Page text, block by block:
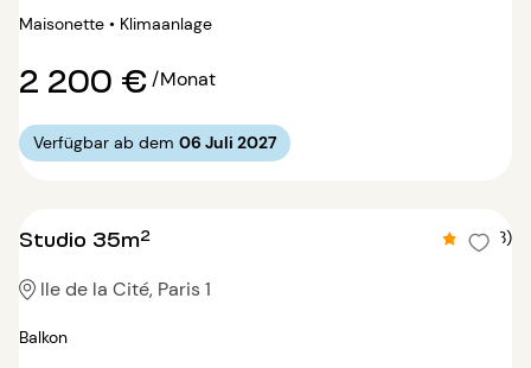
Maisonette • Klimaanlage
2 200 €/Monat
Verfügbar ab dem 06 Juli 2027
Studio 35m² 4.9 (8)
Ile de la Cité, Paris 1
Balkon